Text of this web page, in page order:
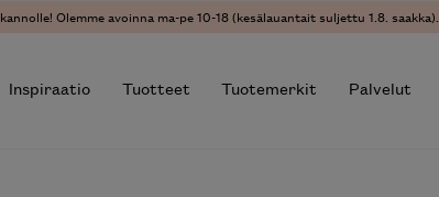
Olemme avoinna ma-pe 10-18 (kesälauantait suljettu 1.8. saakka).
Inspiraatio Tuotteet Tuotemerkit Palvelut